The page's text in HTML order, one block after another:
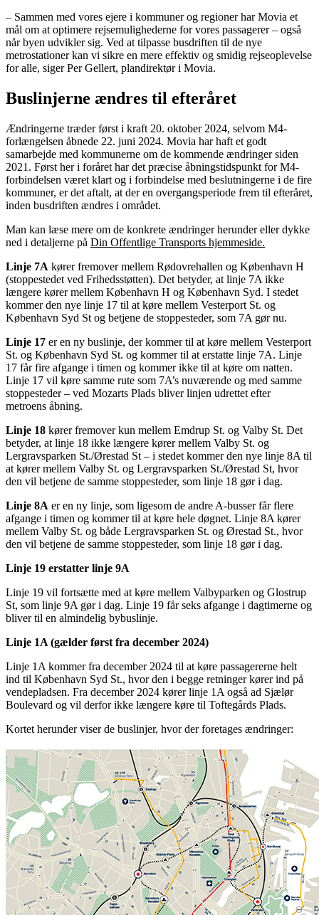
– Sammen med vores ejere i kommuner og regioner har Movia et
mål om at optimere rejsemulighederne for vores passagerer – også
når byen udvikler sig. Ved at tilpasse busdriften til de nye
metrostationer kan vi sikre en mere effektiv og smidig rejseoplevelse
for alle, siger Per Gellert, plandirektør i Movia.
Buslinjerne ændres til efteråret
Ændringerne træder først i kraft 20. oktober 2024, selvom M4-
forlængelsen åbnede 22. juni 2024. Movia har haft et godt
samarbejde med kommunerne om de kommende ændringer siden
2021. Først her i foråret har det præcise åbningstidspunkt for M4-
forbindelsen været klart og i forbindelse med beslutningerne i de fire
kommuner, er det aftalt, at der en overgangsperiode frem til efteråret,
inden busdriften ændres i området.
Man kan læse mere om de konkrete ændringer herunder eller dykke
ned i detaljerne på Din Offentlige Transports hjemmeside.
Linje 7A kører fremover mellem Rødovrehallen og København H
(stoppestedet ved Frihedsstøtten). Det betyder, at linje 7A ikke
længere kører mellem København H og København Syd. I stedet
kommer den nye linje 17 til at køre mellem Vesterport St. og
København Syd St og betjene de stoppesteder, som 7A gør nu.
Linje 17 er en ny buslinje, der kommer til at køre mellem Vesterport
St. og København Syd St. og kommer til at erstatte linje 7A. Linje
17 får fire afgange i timen og kommer ikke til at køre om natten.
Linje 17 vil køre samme rute som 7A’s nuværende og med samme
stoppesteder – ved Mozarts Plads bliver linjen udrettet efter
metroens åbning.
Linje 18 kører fremover kun mellem Emdrup St. og Valby St. Det
betyder, at linje 18 ikke længere kører mellem Valby St. og
Lergravsparken St./Ørestad St – i stedet kommer den nye linje 8A til
at kører mellem Valby St. og Lergravsparken St./Ørestad St, hvor
den vil betjene de samme stoppesteder, som linje 18 gør i dag.
Linje 8A er en ny linje, som ligesom de andre A-busser får flere
afgange i timen og kommer til at køre hele døgnet. Linje 8A kører
mellem Valby St. og både Lergravsparken St. og Ørestad St., hvor
den vil betjene de samme stoppesteder, som linje 18 gør i dag.
Linje 19 erstatter linje 9A
Linje 19 vil fortsætte med at køre mellem Valbyparken og Glostrup
St, som linje 9A gør i dag. Linje 19 får seks afgange i dagtimerne og
bliver til en almindelig bybuslinje.
Linje 1A (gælder først fra december 2024)
Linje 1A kommer fra december 2024 til at køre passagererne helt
ind til København Syd St., hvor den i begge retninger kører ind på
vendepladsen. Fra december 2024 kører linje 1A også ad Sjælør
Boulevard og vil derfor ikke længere køre til Toftegårds Plads.
Kortet herunder viser de buslinjer, hvor der foretages ændringer: